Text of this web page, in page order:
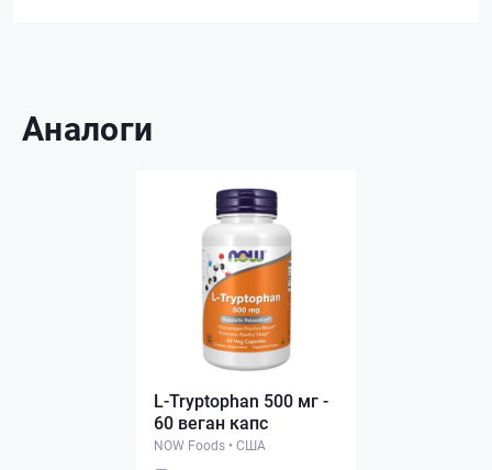
Аналоги
L-Tryptophan 500 мг -
60 веган капс
NOW Foods • США